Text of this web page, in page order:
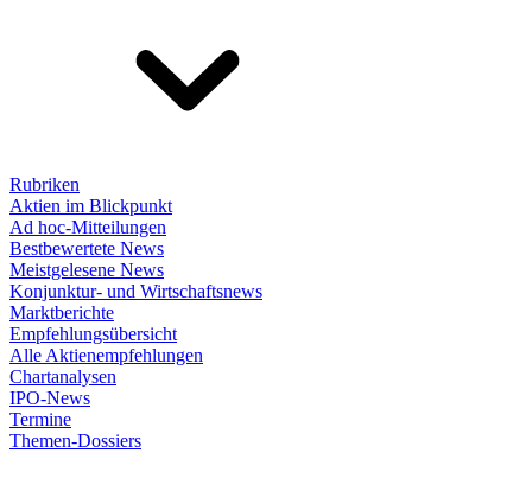
Rubriken
Aktien im Blickpunkt
Ad hoc-Mitteilungen
Bestbewertete News
Meistgelesene News
Konjunktur- und Wirtschaftsnews
Marktberichte
Empfehlungsübersicht
Alle Aktienempfehlungen
Chartanalysen
IPO-News
Termine
Themen-Dossiers